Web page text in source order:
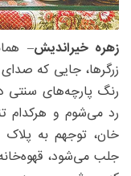
زهره خیراندیش–
زرگرها، جایی که
رنگ‌ پارچه‌های سنتی
رد می‌شوم و هرکدام
جلب می‌شود،